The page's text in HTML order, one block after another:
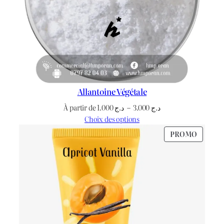
Allantoine Végétale
À partir de د.ج1.000 – د.جPlage
prix :
د.ج 1.000
Choix des options
PROMO
EN